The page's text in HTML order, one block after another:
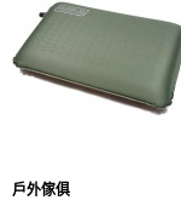
戶外傢俱